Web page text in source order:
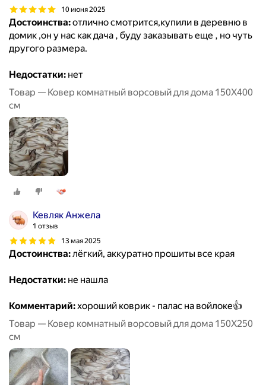
10 июня 2025
Достоинства:отлично смотрится,купили в деревню в
домик ,он у нас как дача , буду заказывать еще , но чуть
другого размера.
Недостатки: нет
Товар — Ковер комнатный ворсовый для дома 150Х400
см
Кевляк Анжела
1 отзыв
13 мая 2025
Достоинства:лёгкий, аккуратно прошиты все края
Недостатки: не нашла
Комментарий:хороший коврик - палас на войлоке👍
Товар — Ковер комнатный ворсовый для дома 150Х250
см